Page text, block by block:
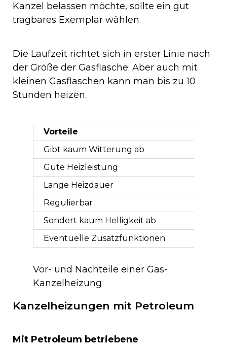
Kanzel belassen möchte, sollte ein gut
tragbares Exemplar wählen.
Die Laufzeit richtet sich in erster Linie nach
der Größe der Gasflasche. Aber auch mit
kleinen Gasflaschen kann man bis zu 10
Stunden heizen.
Vorteile
Gibt kaum Witterung ab
Gute Heizleistung
Lange Heizdauer
Regulierbar
Sondert kaum Helligkeit ab
Eventuelle Zusatzfunktionen
Vor- und Nachteile einer Gas-
Kanzelheizung
Kanzelheizungen mit Petroleum
Mit Petroleum betriebene